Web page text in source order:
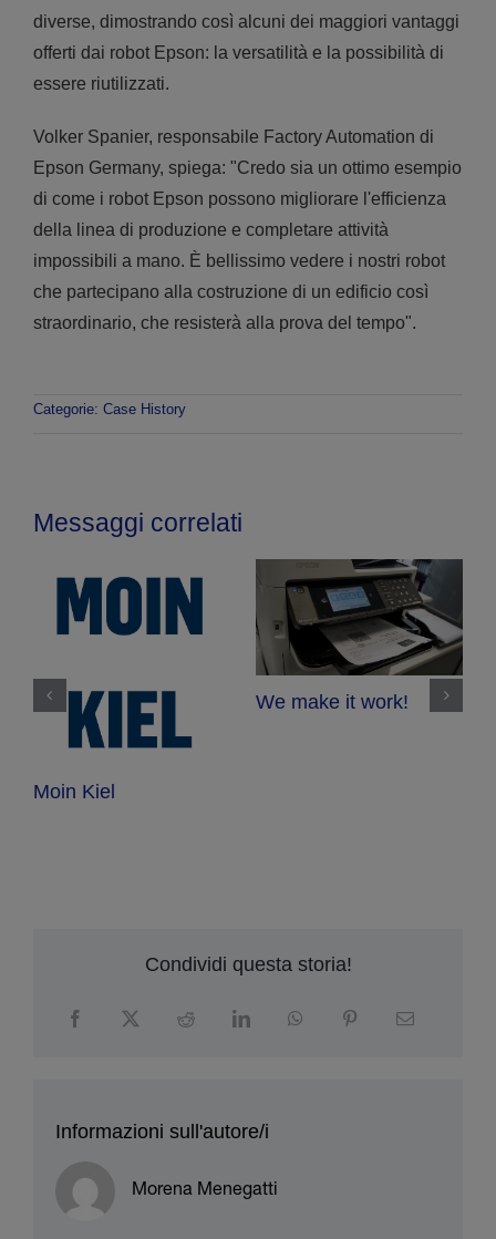
diverse, dimostrando così alcuni dei maggiori vantaggi
offerti dai robot Epson: la versatilità e la possibilità di
essere riutilizzati.
Volker Spanier, responsabile Factory Automation di
Epson Germany, spiega: "Credo sia un ottimo esempio
di come i robot Epson possono migliorare l'efficienza
della linea di produzione e completare attività
impossibili a mano. È bellissimo vedere i nostri robot
che partecipano alla costruzione di un edificio così
straordinario, che resisterà alla prova del tempo".
Categorie: Case History
Messaggi correlati
Moin Kiel
We make it work!
Condividi questa storia!
Informazioni sull'autore/i
Morena Menegatti